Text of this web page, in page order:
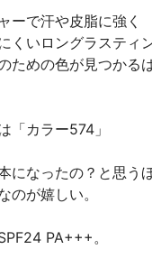
ーで汗や皮脂に強く
くいロングラスティ
ための色が見つかるは
「カラー574」
になったの？と思う
のが嬉しい。
PA+++。